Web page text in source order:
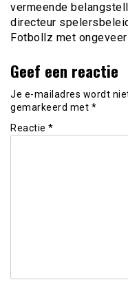
vermeende
directeur
Fotbollz met
Geef een reactie
Je e-mailadres wordt
gemarkeerd met *
Reactie *